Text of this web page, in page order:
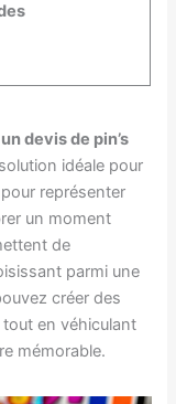
un devis de pin’s
idéale pour
représenter
un moment
de
parmi une
créer des
tout en véhiculant
mémorable.